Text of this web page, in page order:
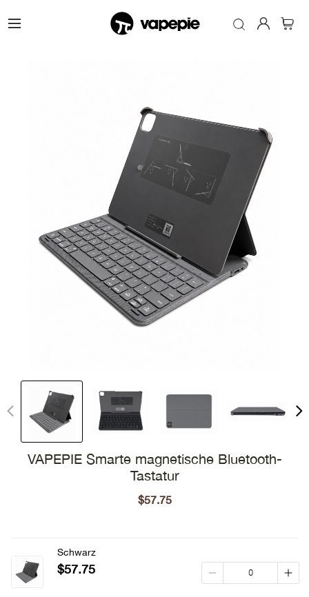
VAPEPIE Smarte magnetische Bluetooth-
Tastatur
Sale
$57.75
Schwarz
$57.75